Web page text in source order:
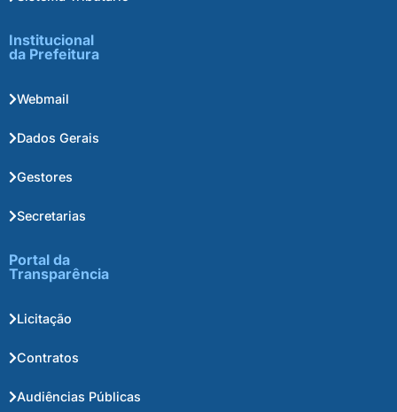
Institucional
da Prefeitura
Webmail
Dados Gerais
Gestores
Secretarias
Portal da
Transparência
Licitação
Contratos
Audiências Públicas